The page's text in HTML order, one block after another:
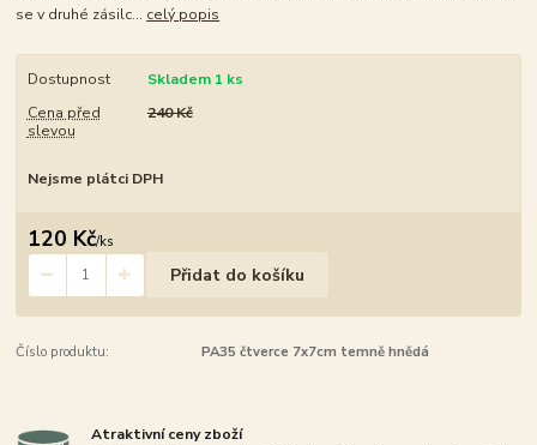
se v druhé zásilc... celý popis
Dostupnost
Skladem 1 ks
Cena před
slevou
240 Kč
Nejsme plátci DPH
120 Kč/ks
Přidat do košíku
Číslo produktu: PA35 čtverce 7x7cm temně hnědá
Atraktivní ceny zboží